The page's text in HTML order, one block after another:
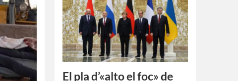
El pla d’«alto el foc» de